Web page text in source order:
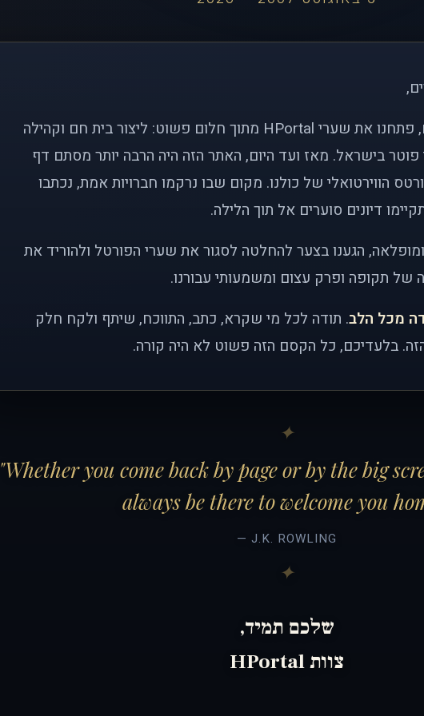
לפני כמעט שני עשורים, פתחנו את שערי HPortal מתוך חלום פשוט: ליצור בית חם וקהילה
פוטר בישראל. מאז ועד היום, האתר הזה היה הרבה יותר מסתם דף
הווירטואלי של כולנו. מקום שבו נרקמו חברויות אמת, נכתבו
דיונים סוערים אל תוך הלילה.
הגענו בצער להחלטה לסגור את שערי הפורטל ולהוריד את
של תקופה ופרק עצום ומשמעותי עבורנו.
מכל הלב. תודה לכל מי שקרא, כתב, התווכח, שיתף ולקח חלק
בלעדיכם, כל הקסם הזה פשוט לא היה קורה.
"Whether you come back by page or by the big
always be there to welcome you
— J.K. ROWLING
שלכם תמיד,
צוות HPortal